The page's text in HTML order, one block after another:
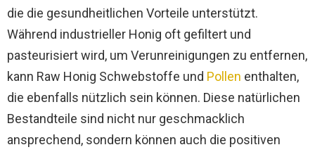
die die gesundheitlichen Vorteile unterstützt.
Während industrieller Honig oft gefiltert und
pasteurisiert wird, um Verunreinigungen zu entfernen,
kann Raw Honig Schwebstoffe und Pollen enthalten,
die ebenfalls nützlich sein können. Diese natürlichen
Bestandteile sind nicht nur geschmacklich
ansprechend, sondern können auch die positiven